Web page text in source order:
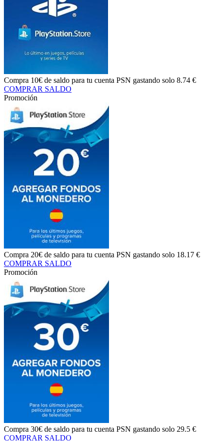
Compra 10€ de saldo para tu cuenta PSN gastando solo 8.74 €
COMPRAR SALDO
Promoción
Compra 20€ de saldo para tu cuenta PSN gastando solo 18.17 €
COMPRAR SALDO
Promoción
Compra 30€ de saldo para tu cuenta PSN gastando solo 29.5 €
COMPRAR SALDO